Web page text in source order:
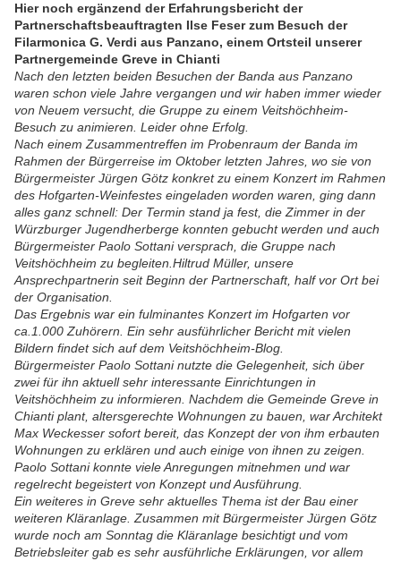
Hier noch ergänzend der Erfahrungsbericht der
Partnerschaftsbeauftragten Ilse Feser zum Besuch der
Filarmonica G. Verdi aus Panzano, einem Ortsteil unserer
Partnergemeinde Greve in Chianti
Nach den letzten beiden Besuchen der Banda aus Panzano
waren schon viele Jahre vergangen und wir haben immer wieder
von Neuem versucht, die Gruppe zu einem Veitshöchheim-
Besuch zu animieren. Leider ohne Erfolg.
Nach einem Zusammentreffen im Probenraum der Banda im
Rahmen der Bürgerreise im Oktober letzten Jahres, wo sie von
Bürgermeister Jürgen Götz konkret zu einem Konzert im Rahmen
des Hofgarten-Weinfestes eingeladen worden waren, ging dann
alles ganz schnell: Der Termin stand ja fest, die Zimmer in der
Würzburger Jugendherberge konnten gebucht werden und auch
Bürgermeister Paolo Sottani versprach, die Gruppe nach
Veitshöchheim zu begleiten.Hiltrud Müller, unsere
Ansprechpartnerin seit Beginn der Partnerschaft, half vor Ort bei
der Organisation.
Das Ergebnis war ein fulminantes Konzert im Hofgarten vor
ca.1.000 Zuhörern. Ein sehr ausführlicher Bericht mit vielen
Bildern findet sich auf dem Veitshöchheim-Blog.
Bürgermeister Paolo Sottani nutzte die Gelegenheit, sich über
zwei für ihn aktuell sehr interessante Einrichtungen in
Veitshöchheim zu informieren. Nachdem die Gemeinde Greve in
Chianti plant, altersgerechte Wohnungen zu bauen, war Architekt
Max Weckesser sofort bereit, das Konzept der von ihm erbauten
Wohnungen zu erklären und auch einige von ihnen zu zeigen.
Paolo Sottani konnte viele Anregungen mitnehmen und war
regelrecht begeistert von Konzept und Ausführung.
Ein weiteres in Greve sehr aktuelles Thema ist der Bau einer
weiteren Kläranlage. Zusammen mit Bürgermeister Jürgen Götz
wurde noch am Sonntag die Kläranlage besichtigt und vom
Betriebsleiter gab es sehr ausführliche Erklärungen, vor allem